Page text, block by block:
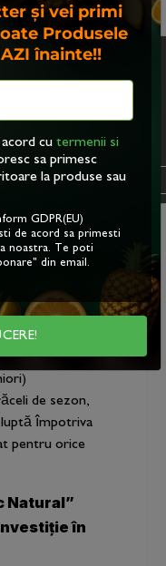
330 ml
pachetul
un stil de viață
unice se
o alimentație
și
și stres
de sezon,
împotriva
pentru orice
Natural”
în
Acest site foloseste
cookie
OK
și vei primi
Produsele
înainte!!
cu termenii si
sa primesc
la produse sau
GDPR(EU)
de acord sa primesti
noastra. Te poti
din email.